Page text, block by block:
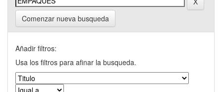
Comenzar nueva busqueda
Añadir filtros:
Usa los filtros para afinar la busqueda.